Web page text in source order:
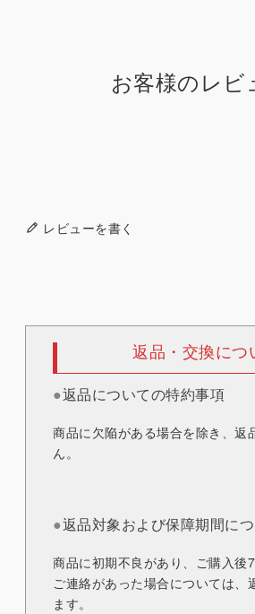
お客様のレビ
レビューを書く
返品・交換につ
●返品についての特約事項
商品に欠陥がある場合を除き、返
ん。
●返品対象および保障期間に
商品に初期不良があり、ご購入後
ご連絡があった場合については、
ます。